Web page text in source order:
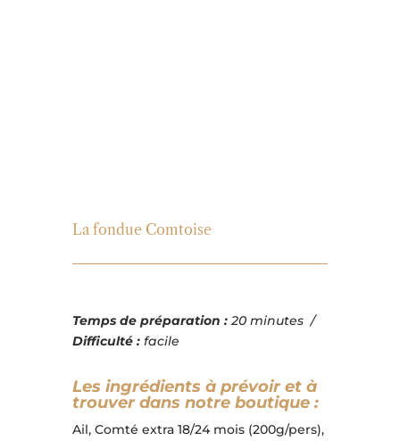
La fondue Comtoise
Temps de préparation :20 minutes /
Difficulté :facile
Les ingrédients à prévoir et à
trouver dans notre boutique :
Ail, Comté extra 18/24 mois (200g/pers),